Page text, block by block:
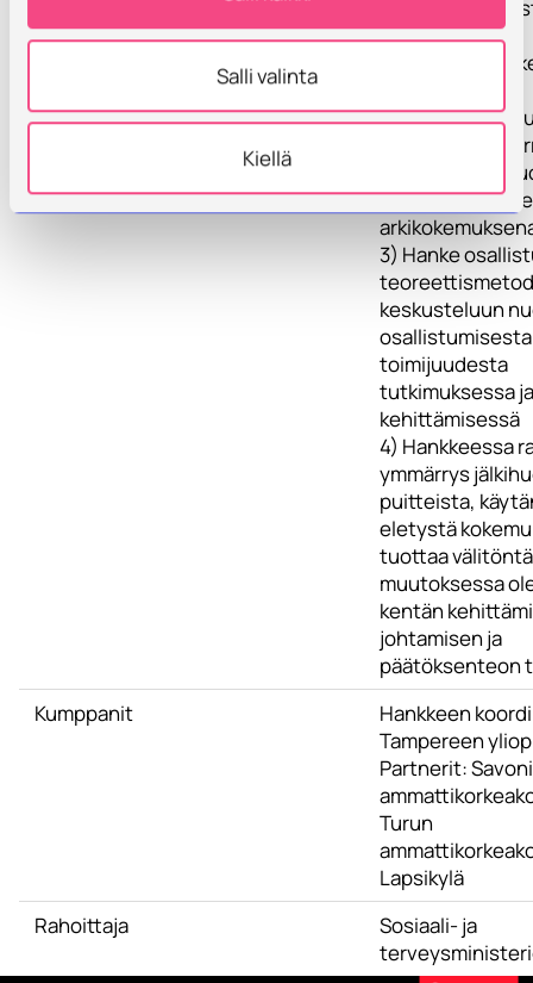
Salli valinta
Kiellä
viimeaikaisten
uudistusten
2) Hankkeessa
syvällistä
jälkihuollosta
ammattilaisten
3) Hanke
keskusteluun
toimijuudesta
tutkimuksessa ja
kehittämisessä
4) Hankkeessa
ymmärrys
puitteista,
eletystä
tuottaa
muutoksessa
kentän
johtamisen ja
päätöksenteon
Kumppanit
Hankkeen
Tampereen
Partnerit:
Turun
Lapsikylä
Rahoittaja
Sosiaali- ja